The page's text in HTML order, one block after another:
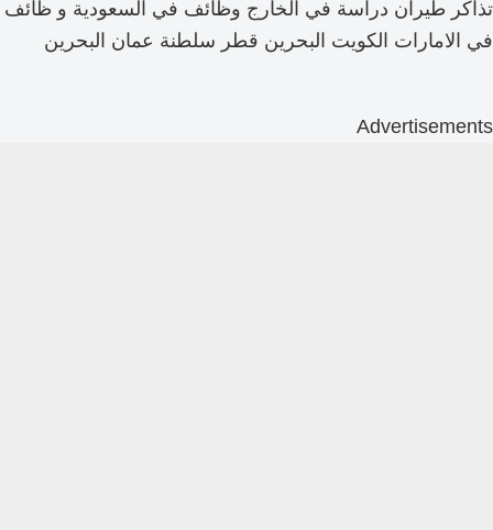
تذاكر طيران دراسة في الخارج وظائف في السعودية و ظائف
في الامارات الكويت البحرين قطر سلطنة عمان البحرين
Advertisements